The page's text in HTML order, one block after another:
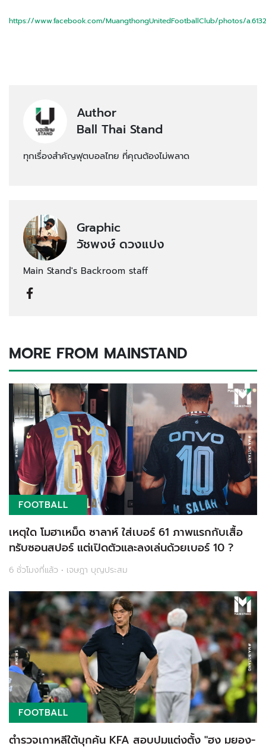
https://www.facebook.com/MuangthongUnitedFootballClub/photos/
Author
Ball Thai Stand
ทุกเรื่องสำคัญฟุตบอลไทย ที่คุณต้องไม่พลาด
Graphic
วัชพงษ์ ดวงแปง
Main Stand's Backroom staff
MORE FROM MAINSTAND
FOOTBALL
เหตุใด โมฮาเหม็ด ซาลาห์ ใส่เบอร์ 61 ภาพแรกกับเสื้อ
ทรับซอนสปอร์ แต่เปิดตัวและลงเล่นด้วยเบอร์ 10 ?
6 ชั่วโมงที่แล้ว • เจษฎา บุญประสม
FOOTBALL
ตำรวจเกาหลีใต้บุกค้น KFA สอบปมแต่งตั้ง "ฮง มยอง-